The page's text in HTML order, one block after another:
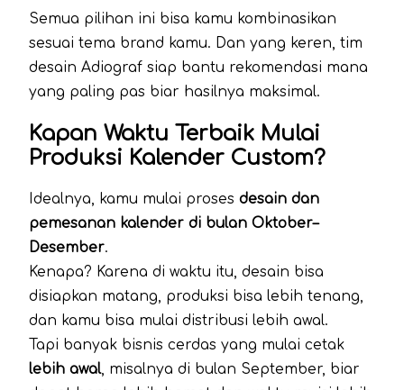
Semua pilihan ini bisa kamu kombinasikan
sesuai tema brand kamu. Dan yang keren, tim
desain Adiograf siap bantu rekomendasi mana
yang paling pas biar hasilnya maksimal.
Kapan Waktu Terbaik Mulai
Produksi Kalender Custom?
Idealnya, kamu mulai proses desain dan
pemesanan kalender di bulan Oktober–
Desember.
Kenapa? Karena di waktu itu, desain bisa
disiapkan matang, produksi bisa lebih tenang,
dan kamu bisa mulai distribusi lebih awal.
Tapi banyak bisnis cerdas yang mulai cetak
lebih awal, misalnya di bulan September, biar